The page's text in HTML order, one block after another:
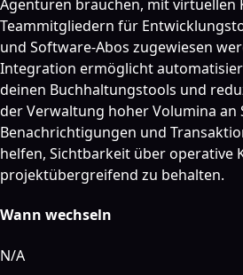
Agenturen brauchen, mit virtuellen
Teammitgliedern für
und Software-Abos zugewiesen
Integration ermöglicht
deinen Buchhaltungstools und
der Verwaltung hoher Volumina an
Benachrichtigungen und
helfen, Sichtbarkeit über operative
projektübergreifend zu behalten.
Wann wechseln
N/A